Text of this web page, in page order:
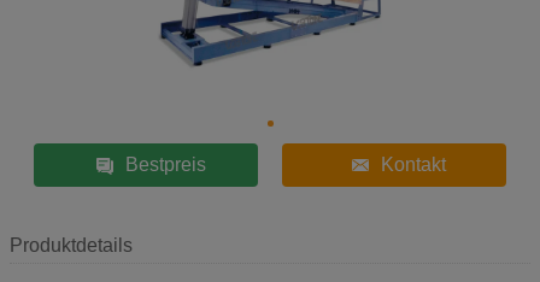
Bestpreis Kontakt
Produktdetails